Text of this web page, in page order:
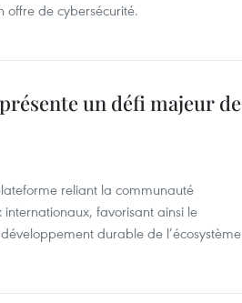
offre de cybersécurité.
un défi majeur de
reliant la communauté
favorisant ainsi le
durable de l’écosystème